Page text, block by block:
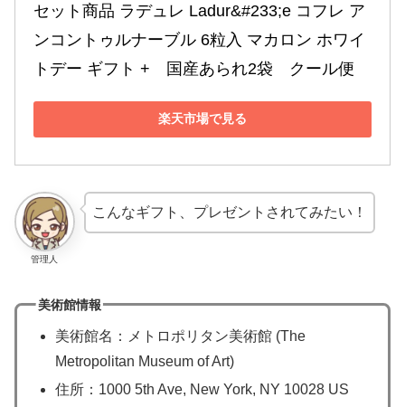
セット商品 ラデュレ Ladur&#233;e コフレ ア
ンコントゥルナーブル 6粒入 マカロン ホワイ
トデー ギフト +　国産あられ2袋　クール便
楽天市場で見る
管理人
こんなギフト、プレゼントされてみたい！
美術館情報
美術館名：メトロポリタン美術館 (The
Metropolitan Museum of Art)
住所：1000 5th Ave, New York, NY 10028 US